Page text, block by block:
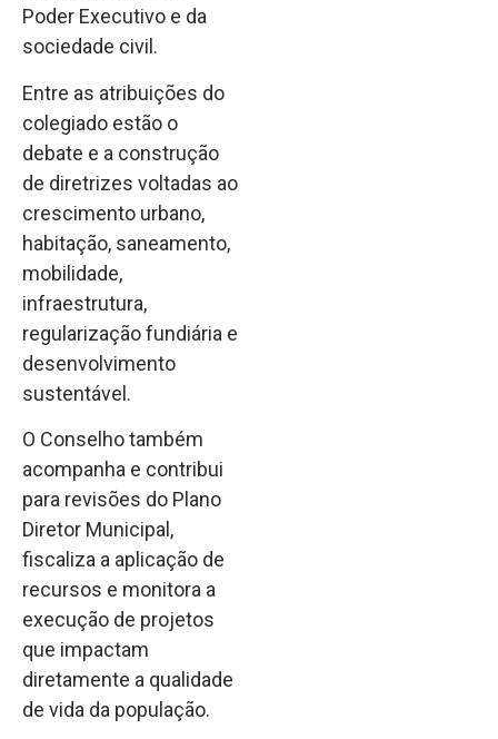
Poder Executivo e da
sociedade civil.
Entre as atribuições do
colegiado estão o
debate e a construção
de diretrizes voltadas ao
crescimento urbano,
habitação, saneamento,
mobilidade,
infraestrutura,
regularização fundiária e
desenvolvimento
sustentável.
O Conselho também
acompanha e contribui
para revisões do Plano
Diretor Municipal,
fiscaliza a aplicação de
recursos e monitora a
execução de projetos
que impactam
diretamente a qualidade
de vida da população.